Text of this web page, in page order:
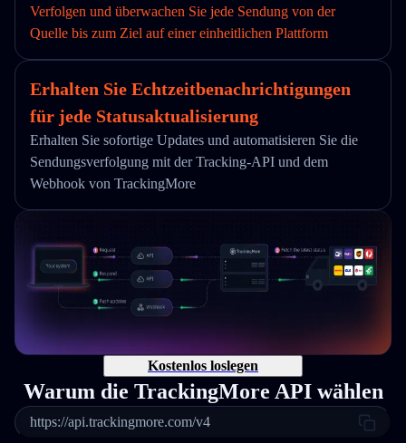
Verfolgen und überwachen Sie jede Sendung von der
Quelle bis zum Ziel auf einer einheitlichen Plattform
Erhalten Sie Echtzeitbenachrichtigungen
für jede Statusaktualisierung
Erhalten Sie sofortige Updates und automatisieren Sie die
Sendungsverfolgung mit der Tracking-API und dem
Webhook von TrackingMore
Kostenlos loslegen
Warum die TrackingMore API wählen
https://api.trackingmore.com/v4